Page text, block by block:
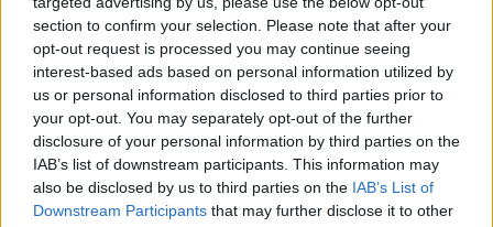
section to confirm your selection. Please note that after your
opt-out request is processed you may continue seeing
interest-based ads based on personal information utilized by
us or personal information disclosed to third parties prior to
your opt-out. You may separately opt-out of the further
disclosure of your personal information by third parties on the
IAB’s list of downstream participants. This information may
also be disclosed by us to third parties on the IAB’s List of
Downstream Participants that may further disclose it to other
сезона, ќе спроведат едукативно-превентивни
активности на двете насоки од Коридорот 10,
под мотото „Безбедно во лето
– вози
одморен“
© Vecer.mk, правата за текстот се на редакцијата
ТАЛОГ НА ОПШТЕСТВОТО КОЈ 20